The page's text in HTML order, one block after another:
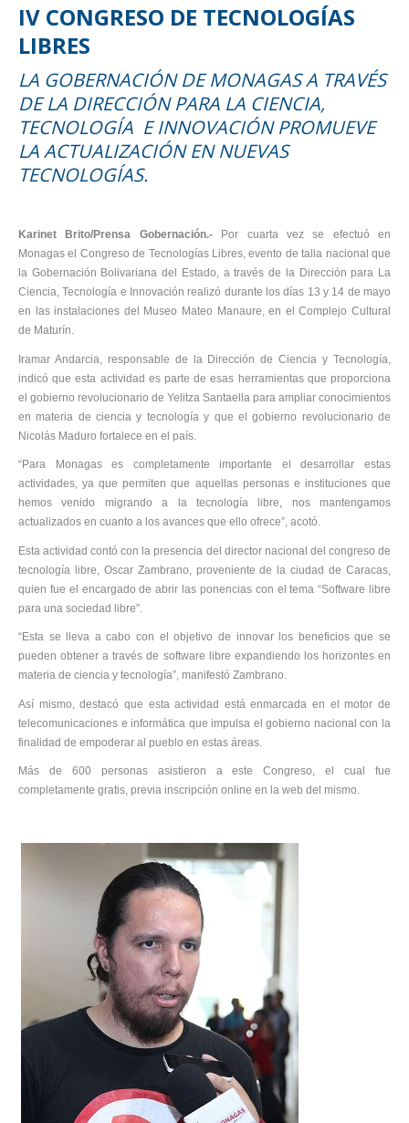
IV CONGRESO DE TECNOLOGÍAS
LIBRES
LA GOBERNACIÓN DE MONAGAS A TRAVÉS
DE LA DIRECCIÓN PARA LA CIENCIA,
TECNOLOGÍA E INNOVACIÓN PROMUEVE
LA ACTUALIZACIÓN EN NUEVAS
TECNOLOGÍAS.
Karinet Brito/Prensa Gobernación.-
Por cuarta vez se efectuó en
Monagas el Congreso de Tecnologías Libres, evento de talla nacional que
la Gobernación Bolivariana del Estado, a través de la Dirección para La
Ciencia, Tecnología e Innovación realizó durante los días 13 y 14 de mayo
en las instalaciones del Museo Mateo Manaure, en el Complejo Cultural
de Maturín.
Iramar Andarcia, responsable de la Dirección de Ciencia y Tecnología,
indicó que esta actividad es parte de esas herramientas que proporciona
el gobierno revolucionario de Yelitza Santaella para ampliar conocimientos
en materia de ciencia y tecnología y que el gobierno revolucionario de
Nicolás Maduro fortalece en el país.
“Para Monagas es completamente importante el desarrollar estas
actividades, ya que permiten que aquellas personas e instituciones que
hemos venido migrando a la tecnología libre, nos mantengamos
actualizados en cuanto a los avances que ello ofrece”, acotó.
Esta actividad contó con la presencia del director nacional del congreso de
tecnología libre, Oscar Zambrano, proveniente de la ciudad de Caracas,
quien fue el encargado de abrir las ponencias con el tema “Software libre
para una sociedad libre”.
“Esta se lleva a cabo con el objetivo de innovar los beneficios que se
pueden obtener a través de software libre expandiendo los horizontes en
materia de ciencia y tecnología”, manifestó Zambrano.
Así mismo, destacó que esta actividad está enmarcada en el motor de
telecomunicaciones e informática que impulsa el gobierno nacional con la
finalidad de empoderar al pueblo en estas áreas.
Más de 600 personas asistieron a este Congreso, el cual fue
completamente gratis, previa inscripción online en la web del mismo.